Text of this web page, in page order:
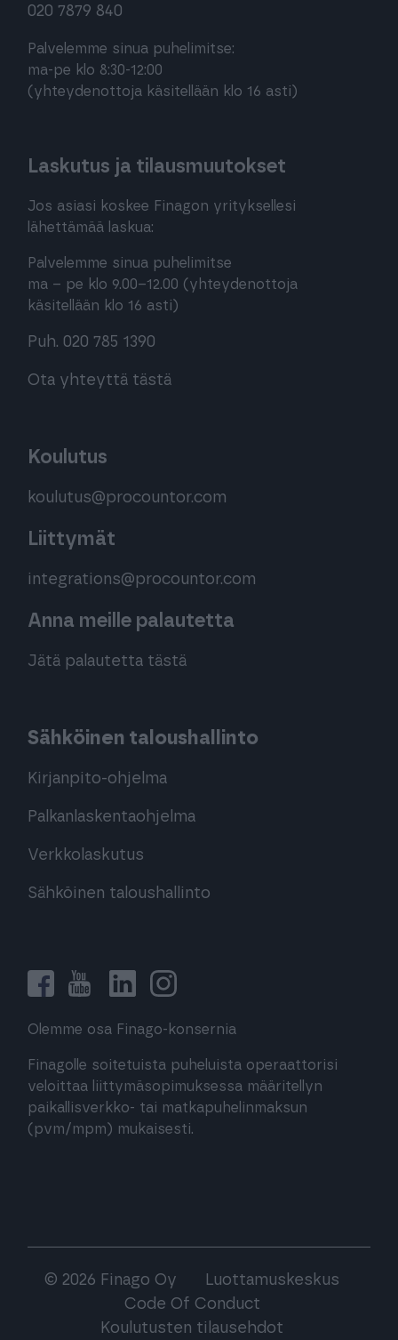
020 7879 840
Palvelemme sinua puhelimitse:
ma-pe klo 8:30-12:00
(yhteydenottoja käsitellään klo 16 asti)
Laskutus ja tilausmuutokset
Jos asiasi koskee Finagon yrityksellesi
lähettämää laskua:
Palvelemme sinua puhelimitse
ma – pe klo 9.00–12.00 (yhteydenottoja
käsitellään klo 16 asti)
Puh. 020 785 1390
Ota yhteyttä tästä
Koulutus
koulutus@procountor.com
Liittymät
integrations@procountor.com
Anna meille palautetta
Jätä palautetta tästä
Sähköinen taloushallinto
Kirjanpito-ohjelma
Palkanlaskentaohjelma
Verkkolaskutus
Sähköinen taloushallinto
Olemme osa Finago-konsernia
Finagolle soitetuista puheluista operaattorisi
veloittaa liittymäsopimuksessa määritellyn
paikallisverkko- tai matkapuhelinmaksun
(pvm/mpm) mukaisesti.
© 2026 Finago Oy
Luottamuskeskus
Code Of Conduct
Koulutusten tilausehdot